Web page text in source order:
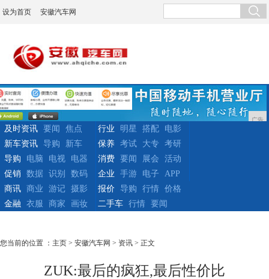
设为首页 安徽汽车网
广告
及时资讯 要闻
焦点
新车资讯
导购 新车
行业 明星 搭配
电影
保养
考试 大专
考研
导购
电脑 电视
电器
促销
数据 识别 数码
消费 要闻 展会
活动
企业
手游 电子
APP
商讯
商业 游记
摄影
金融
衣服 商家 画妆
报价 导购 行情
价格
二手车
行情 要闻
您当前的位置 ： 主页 > 安徽汽车网 > 资讯 > 正文
ZUK:最后的疯狂,最后性价比